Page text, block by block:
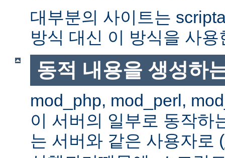
대부분의 사이트는
방식 대신 이 방식을 사용
동적 내용을 생성하
mod_php, mod_perl,
이 서버의 일부로 동작하
는 서버와 같은 사용자로 (